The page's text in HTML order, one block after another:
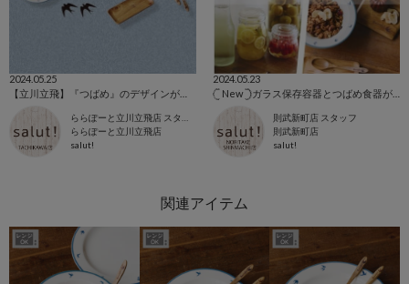
2024.05.25
ららぽーと立川立飛店
salut!
2024.05.23
‎𓊆 New 𓊇ガラス保存容器とつばめ食器が入荷しました♡︎ ̖́-
則武新町店 スタッフ
則武新町店
salut!